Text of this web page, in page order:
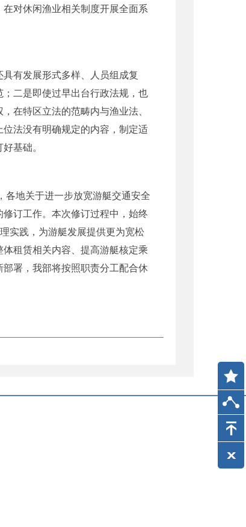
对休闲渔业相关制度开展全面系
有发展形式多样、人员组成复
二是即使过早出台行政法规，也
在特区立法的范畴内与渔业法、
法没有明确规定的内容，制定适
基础。
地关于进一步放宽游艇交通安全
订工作。本次修订过程中，始终
实践，为游艇发展提供更为宽松
租赁相关内容、提高游艇核定乘
署，我部将按照职责分工配合休